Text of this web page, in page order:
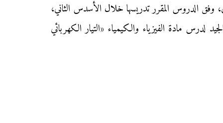
وفق الدروس المقرر تدريسها خلال الأسدس الثاني،
لدرس مادة الفيزياء والكيمياء «التيار الكهربائي